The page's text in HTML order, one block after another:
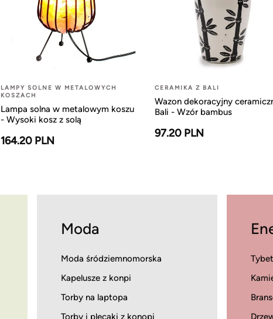
LAMPY SOLNE W METALOWYCH
KOSZACH
Lampa solna w metalowym koszu
- Wysoki kosz z solą
164.20 PLN
CERAMIKA Z BALI
Wazon dekoracyjny
Bali - Wzór bambus
97.20 PLN
Moda
Moda śródziemnomorska
Kapelusze z konpi
Torby na laptopa
Torby i plecaki z konopi